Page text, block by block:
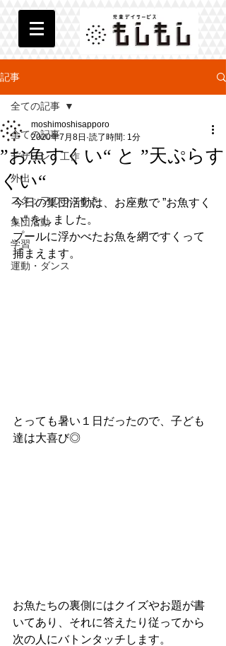
記事
全ての記事
デザイン・工作
外出
スタッフのつぶやき
集団活動
学習
運動・ダンス
全ての記事
”お魚すくい“ と ”天ぷらす
くい“
moshimoshisapporo
2020年7月8日 読了時間: 1分
今日の集団活動は、お座敷で ”お魚すく
い“ をしました。
プールに浮かべたお魚を網ですくって
捕まえます。
とっても暑い１日だったので、子ども
達は大喜び◎
お魚たちの裏側にはクイズやお題が書
いてあり、それに答えたり従ってから
次の人にバトンタッチします。